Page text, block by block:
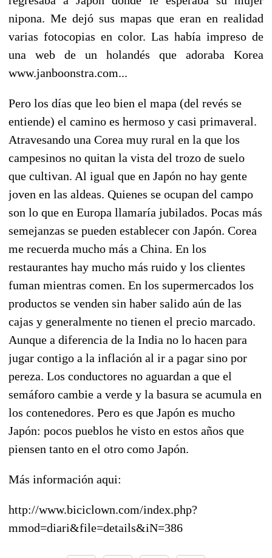
nipona. Me dejó sus mapas que eran en realidad
varias fotocopias en color. Las había impreso de
una web de un holandés que adoraba Korea
www.janboonstra.com...
Pero los días que leo bien el mapa (del revés se
entiende) el camino es hermoso y casi primaveral.
Atravesando una Corea muy rural en la que los
campesinos no quitan la vista del trozo de suelo
que cultivan. Al igual que en Japón no hay gente
joven en las aldeas. Quienes se ocupan del campo
son lo que en Europa llamaría jubilados. Pocas más
semejanzas se pueden establecer con Japón. Corea
me recuerda mucho más a China. En los
restaurantes hay mucho más ruido y los clientes
fuman mientras comen. En los supermercados los
productos se venden sin haber salido aún de las
cajas y generalmente no tienen el precio marcado.
Aunque a diferencia de la India no lo hacen para
jugar contigo a la inflación al ir a pagar sino por
pereza. Los conductores no aguardan a que el
semáforo cambie a verde y la basura se acumula en
los contenedores. Pero es que Japón es mucho
Japón: pocos pueblos he visto en estos años que
piensen tanto en el otro como Japón.
Más información aqui:
http://www.biciclown.com/index.php?
mmod=diari&file=details&iN=386